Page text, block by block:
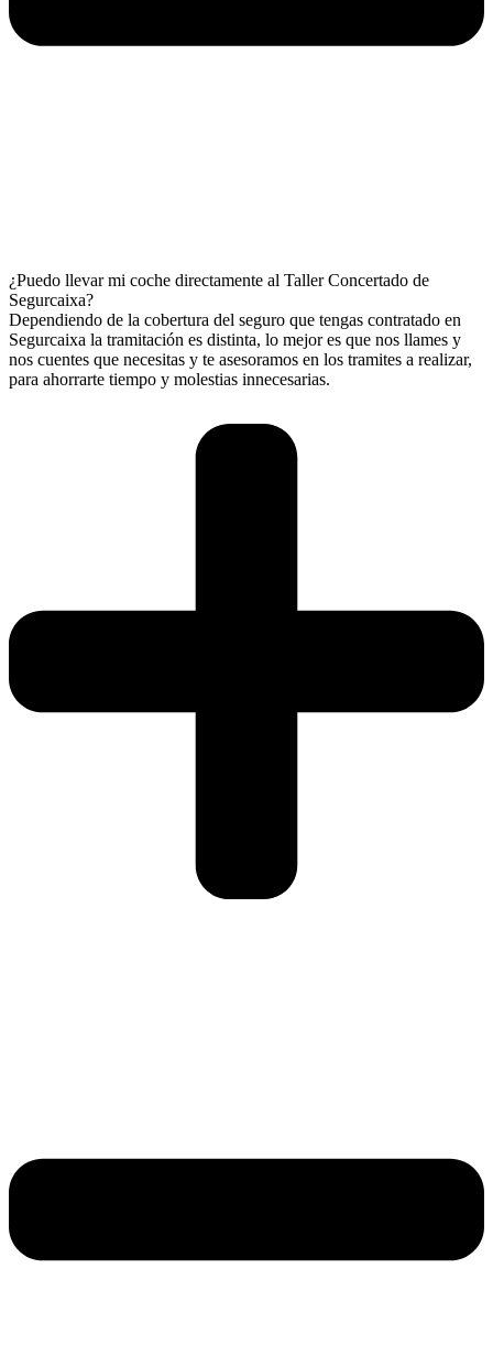
¿Puedo llevar mi coche directamente al Taller Concertado de
Segurcaixa?
Dependiendo de la cobertura del seguro que tengas contratado en
Segurcaixa la tramitación es distinta, lo mejor es que nos llames y
nos cuentes que necesitas y te asesoramos en los tramites a realizar,
para ahorrarte tiempo y molestias innecesarias.